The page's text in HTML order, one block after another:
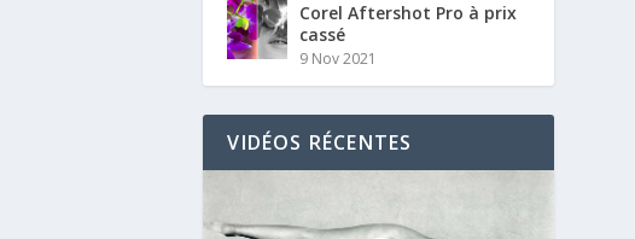
Corel Aftershot Pro à prix
cassé
9 Nov 2021
VIDÉOS RÉCENTES